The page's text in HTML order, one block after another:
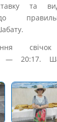
та
— 20:17.